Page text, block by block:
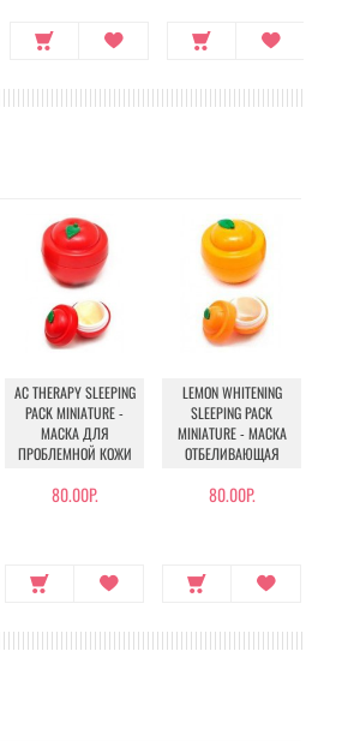
AC THERAPY SLEEPING
PACK MINIATURE -
МАСКА ДЛЯ
ПРОБЛЕМНОЙ КОЖИ
80.00Р.
LEMON WHITENING
SLEEPING PACK
MINIATURE - МАСКА
ОТБЕЛИВАЮЩАЯ
80.00Р.